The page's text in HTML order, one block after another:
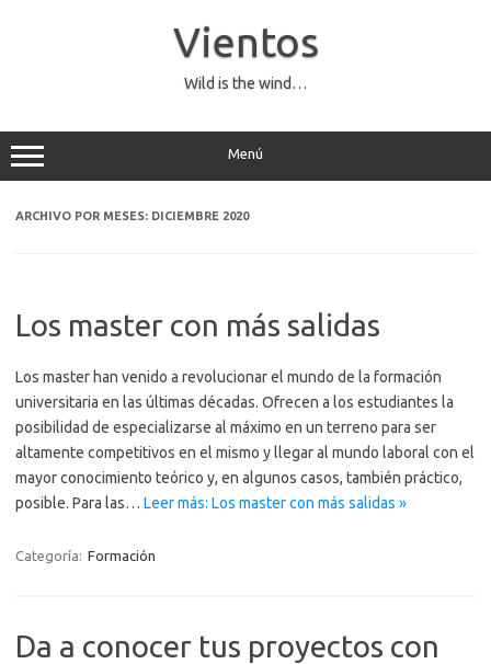
Vientos
Wild is the wind…
Menú
ARCHIVO POR MESES: DICIEMBRE 2020
Los master con más salidas
Los master han venido a revolucionar el mundo de la formación
universitaria en las últimas décadas. Ofrecen a los estudiantes la
posibilidad de especializarse al máximo en un terreno para ser
altamente competitivos en el mismo y llegar al mundo laboral con el
mayor conocimiento teórico y, en algunos casos, también práctico,
posible. Para las… Leer más: Los master con más salidas »
Categoría: Formación
Da a conocer tus proyectos con